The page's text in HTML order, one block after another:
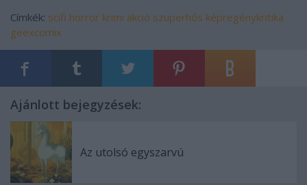
Címkék: scifi horror krimi akció szuperhős képregénykritika
geexcomix
Ajánlott bejegyzések:
Az utolsó egyszarvú